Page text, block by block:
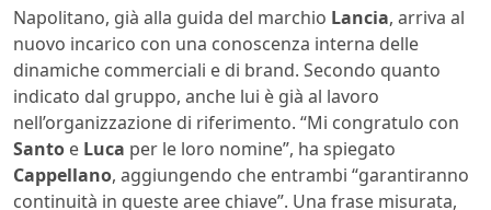
Napolitano, già alla guida del marchio Lancia, arriva al
nuovo incarico con una conoscenza interna delle
dinamiche commerciali e di brand. Secondo quanto
indicato dal gruppo, anche lui è già al lavoro
nell’organizzazione di riferimento. “Mi congratulo con
Santo e Luca per le loro nomine”, ha spiegato
Cappellano, aggiungendo che entrambi “garantiranno
continuità in queste aree chiave”. Una frase misurata,